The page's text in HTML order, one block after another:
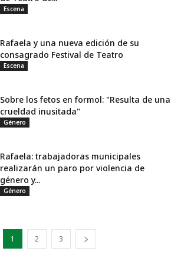
Escena
Rafaela y una nueva edición de su
consagrado Festival de Teatro
Escena
Sobre los fetos en formol: "Resulta de una
crueldad inusitada"
Género
Rafaela: trabajadoras municipales
realizarán un paro por violencia de
género y...
Género
1 2 3